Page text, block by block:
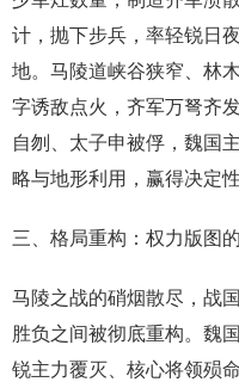
计，抛下步兵，率轻锐日
地。马陵道峡谷狭窄、林
字诱敌点火，齐军万弩齐
自刎、太子申被俘，魏国
略与地形利用，赢得决定性
三、格局重构：权力版图
马陵之战的硝烟散尽，战
胜负之间被彻底重构。魏
锐主力覆灭、核心将领殒